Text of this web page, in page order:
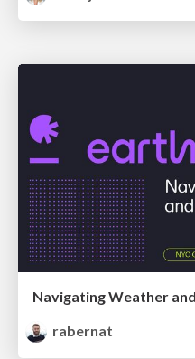
Navigating Weather
rabernat